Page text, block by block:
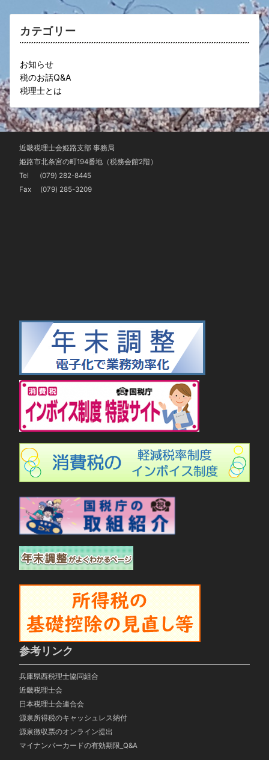
カテゴリー
お知らせ
税のお話Q&A
税理士とは
近畿税理士会姫路支部 事務局
姫路市北条宮の町194番地（税務会館2階）
Tel (079) 282-8445
Fax (079) 285-3209
参考リンク
兵庫県西税理士協同組合
近畿税理士会
日本税理士会連合会
源泉所得税のキャッシュレス納付
源泉徴収票のオンライン提出
マイナンバーカードの有効期限_Q&A